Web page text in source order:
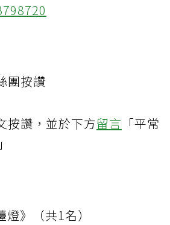
團按讚
按讚，並於下方留言 「平常
燈》（共1名）